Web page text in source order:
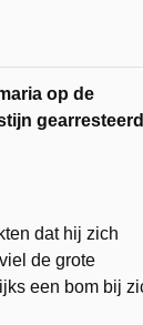
op de
gearresteerd
dat hij zich
de grote
een bom bij